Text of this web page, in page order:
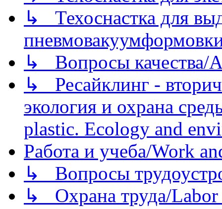
↳ Техоснастка для
↳ Вопросы качества/
↳ Ресайклинг -
экология и охрана
plastic. Ecology and
Работа и учеба/Work
↳ Вопросы
↳ Охрана труда/Labor